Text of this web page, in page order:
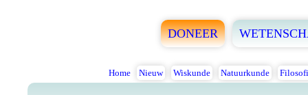
DONEER
Home Nieuw Wiskunde Natuurkunde